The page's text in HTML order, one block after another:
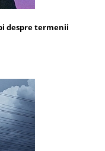
despre termenii